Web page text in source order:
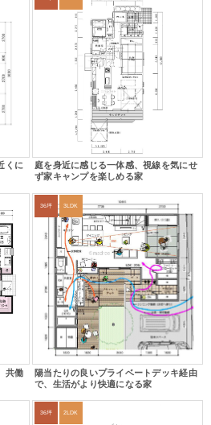
くに
庭を身近に感じる一体感、視線を気にせ
ず家キャンプを楽しめる家
共働
36坪 3LDK
陽当たりの良いプライベートデッキ経由
で、生活がより快適になる家
36坪 2LDK